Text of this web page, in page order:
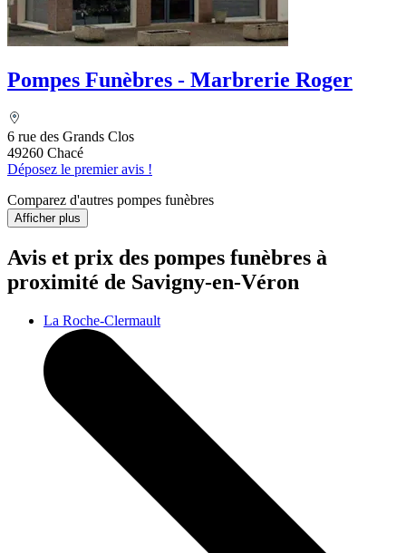
Pompes Funèbres - Marbrerie Roger
6 rue des Grands Clos
49260 Chacé
Déposez le premier avis !
Comparez d'autres pompes funèbres
Afficher plus
Avis et prix des pompes funèbres à
proximité de Savigny-en-Véron
La Roche-Clermault